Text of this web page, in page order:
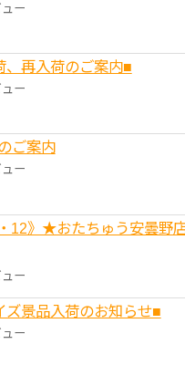
ー
、再入荷のご案内■
ー
ご案内
ー
12》★おたちゅう安曇野
ー
ズ景品入荷のお知らせ■
ー